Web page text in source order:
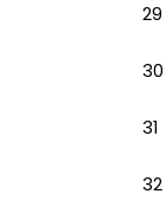
29
30
31
32